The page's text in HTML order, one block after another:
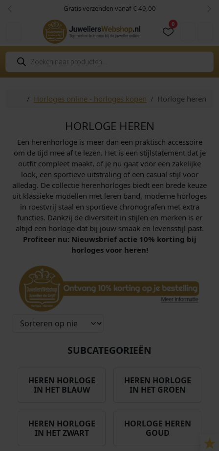
Skip to content
Skip to footer Gratis verzenden vanaf € 49,00
Vorige
0
P
o
d
HomeHorloges online - horloges kopen Horloge heren
HORLOGE HEREN
Een herenhorloge is meer dan een praktisch accessoire
om de tijd mee af te lezen. Het is een stijlstatement dat je
outfit compleet maakt, of je nu gaat voor een zakelijke
look, een sportieve uitstraling of een casual stijl voor
alledag. De collectie herenhorloges biedt een brede keuze
uit klassieke modellen met leren band, moderne horloges
in roestvrij staal en sportieve chronografen met extra
functies. Dankzij de diversiteit in stijlen en merken is er
altijd een horloge dat bij jouw smaak en levensstijl past.
Profiteer nu: Nieuwsbrief actie 10% korting bij
horloges voor heren!
SUBCATEGORIEËN
HEREN HORLOGE
IN HET BLAUW
HEREN HORLOGE
IN HET GROEN
HEREN HORLOGE
IN HET ZWART
HORLOGE HEREN
GOUD